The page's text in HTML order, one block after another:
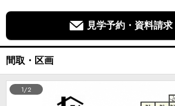
見学予約・資料請求
間取・区画
1/2